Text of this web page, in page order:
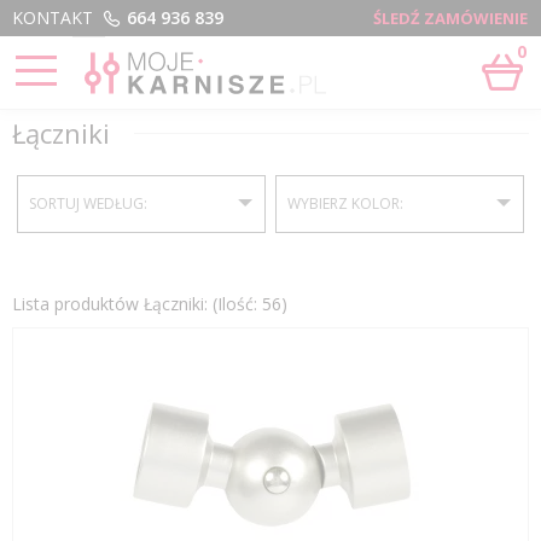
Menu
KONTAKT ŚLEDŹ ZAMÓWIENIE
664 936 839
0
STRONA GŁÓWNA › ELEMENTY KARNISZY I AKCESORIA
Łączniki
SORTUJ WEDŁUG: WYBIERZ KOLOR:
Aluminium
szczotkowane
Biały
Lista produktów Łączniki: (Ilość: 56)